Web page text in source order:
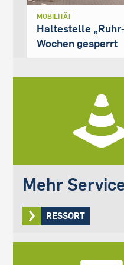
MOBILITÄT
Haltestelle
Wochen gesperrt
Mehr
RESSORT